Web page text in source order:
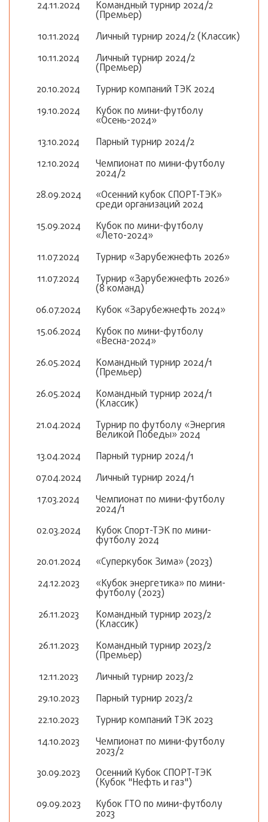
24.11.2024 Командный турнир 2024/2
(Премьер)
10.11.2024
Личный турнир 2024/2 (Классик)
10.11.2024
Личный турнир 2024/2
(Премьер)
20.10.2024
Турнир компаний ТЭК 2024
19.10.2024
Кубок по мини-футболу
«Осень-2024»
13.10.2024
Парный турнир 2024/2
12.10.2024
Чемпионат по мини-футболу
2024/2
28.09.2024
«Осенний кубок СПОРТ-ТЭК»
среди организаций 2024
15.09.2024
Кубок по мини-футболу
«Лето-2024»
11.07.2024
Турнир «Зарубежнефть 2026»
11.07.2024
Турнир «Зарубежнефть 2026»
(8 команд)
06.07.2024
Кубок «Зарубежнефть 2024»
15.06.2024
Кубок по мини-футболу
«Весна-2024»
26.05.2024
Командный турнир 2024/1
(Премьер)
26.05.2024
Командный турнир 2024/1
(Классик)
21.04.2024
Турнир по футболу «Энергия
Великой Победы» 2024
13.04.2024
Парный турнир 2024/1
07.04.2024
Личный турнир 2024/1
17.03.2024
Чемпионат по мини-футболу
2024/1
02.03.2024
Кубок Спорт-ТЭК по мини-
футболу 2024
20.01.2024
«Суперкубок Зима» (2023)
24.12.2023
«Кубок энергетика» по мини-
футболу (2023)
26.11.2023
Командный турнир 2023/2
(Классик)
26.11.2023
Командный турнир 2023/2
(Премьер)
12.11.2023
Личный турнир 2023/2
29.10.2023
Парный турнир 2023/2
22.10.2023
Турнир компаний ТЭК 2023
14.10.2023
Чемпионат по мини-футболу
2023/2
30.09.2023
Осенний Кубок СПОРТ-ТЭК
(Кубок "Нефть и газ")
09.09.2023
Кубок ГТО по мини-футболу
2023